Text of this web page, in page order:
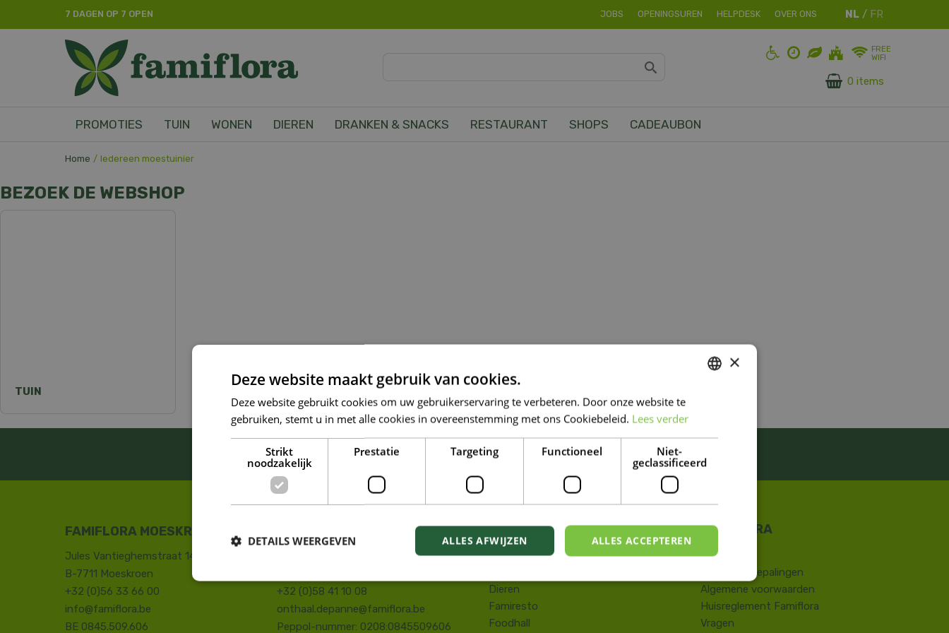
Home Iedereen moestuinier
7 DAGEN OP 7 OPEN JOBS OPENINGSUREN HELPDESK OVER ONS
FREE
WIFI
0 items
PROMOTIES TUIN WONEN DIEREN DRANKEN & SNACKS RESTAURANT SHOPS CADEAUBON
BEZOEK DE WEBSHOP
TUIN
BLIJF ALTIJD OP DE HOOGTE VAN ONZE NIEUWSTE PROMOTIES! Inschrijven
FAMIFLORA MOESKROEN
Jules Vantieghemstraat 14
B-7711 Moeskroen
+32 (0)56 33 66 00
info@famiflora.be
BE 0845.509.606
+32 (0)58 41 10 08
onthaal.depanne@famiflora.be
Peppol-nummer: 0208:0845509606
Tuin
Dieren
Famiresto
Foodhall
Contact
​Wettelijke bepalingen
Algemene voorwaarden
Huisreglement Famiflora
Vragen
×
Deze website maakt gebruik van cookies.
Deze website gebruikt cookies om uw gebruikerservaring te verbeteren. Door onze website te
gebruiken, stemt u in met alle cookies in overeenstemming met ons Cookiebeleid. Lees verder
Strikt
noodzakelijk
Prestatie Targeting Functioneel
Niet-
geclassificeerd
ALLES ACCEPTEREN
ALLES AFWIJZEN
DETAILS WEERGEVEN